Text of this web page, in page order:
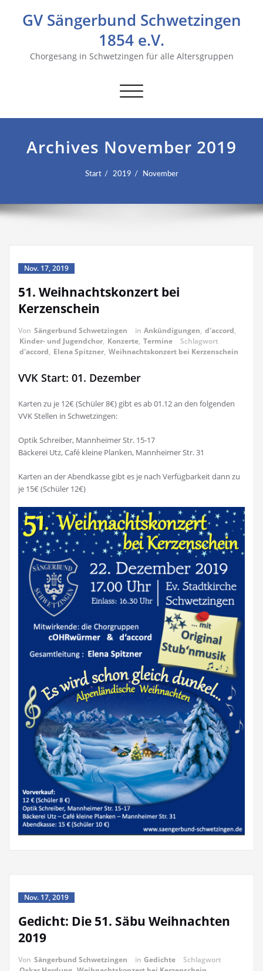
GV Sängerbund Schwetzingen
1854 e.V.
Chorgesang in Schwetzingen für alle Altersgruppen
Navigation
Archives November 2019
Start 2019 November
Nov. 17, 2019
51. Weihnachtskonzert bei
Kerzenschein
Von Sängerbund Schwetzingen in Ankündigungen, d'accord,
Kinder- und Jugendchor, Konzerte, Termine
Schlagwort
d'accord, Elena Spitzner, Weihnachtskonzert bei Kerzenschein
VVK Start: 01. Dezember
Karten zu je 12€ (Schüler 8€) gibt es ab 01.12 an den folgenden
VVK Stellen in Schwetzingen:
Optik Schreiber, Mannheimer Str. 15-17
Bäckerei Utz, Café kleine Planken, Mannheimer Str. 31
Karten an der Abendkasse gibt es je nach Verfügbarkeit dann zu
je 15€ (Schüler 12€)
Nov. 17, 2019
Gedicht: Die 51. Säbu Weihnachten
2019
Von Sängerbund Schwetzingen in Gedichte
Schlagwort